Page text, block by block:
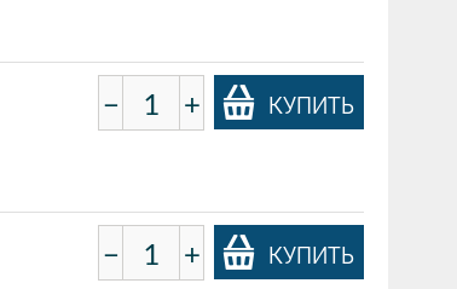
− + КУПИТЬ
− + КУПИТЬ